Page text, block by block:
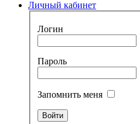
Личный кабинет
Логин
Пароль
Запомнить меня